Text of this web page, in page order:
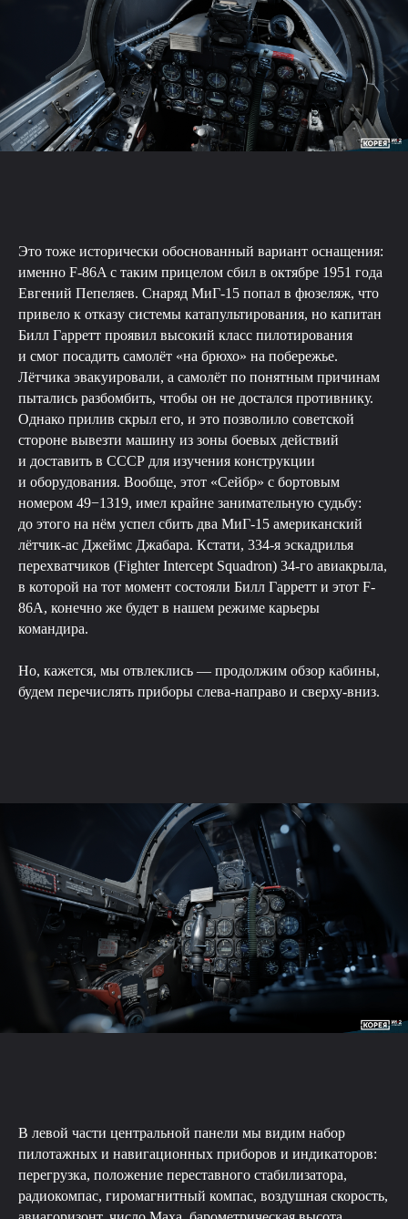
Это тоже исторически обоснованный вариант оснащения:
именно F-86A с таким прицелом сбил в октябре 1951 года
Евгений Пепеляев. Снаряд МиГ-15 попал в фюзеляж, что
привело к отказу системы катапультирования, но капитан
Билл Гарретт проявил высокий класс пилотирования
и смог посадить самолёт «на брюхо» на побережье.
Лётчика эвакуировали, а самолёт по понятным причинам
пытались разбомбить, чтобы он не достался противнику.
Однако прилив скрыл его, и это позволило советской
стороне вывезти машину из зоны боевых действий
и доставить в СССР для изучения конструкции
и оборудования. Вообще, этот «Сейбр» с бортовым
номером 49−1319, имел крайне занимательную судьбу:
до этого на нём успел сбить два МиГ-15 американский
лётчик-ас Джеймс Джабара. Кстати, 334-я эскадрилья
перехватчиков (Fighter Intercept Squadron) 34-го авиакрыла,
в которой на тот момент состояли Билл Гарретт и этот F-
86A, конечно же будет в нашем режиме карьеры
командира.
Но, кажется, мы отвлеклись — продолжим обзор кабины,
будем перечислять приборы слева-направо и сверху-вниз.
В левой части центральной панели мы видим набор
пилотажных и навигационных приборов и индикаторов:
перегрузка, положение переставного стабилизатора,
радиокомпас, гиромагнитный компас, воздушная скорость,